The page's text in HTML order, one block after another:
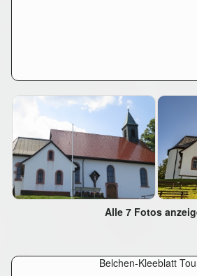
Alle 7 Fotos
Belchen-Kleeblatt